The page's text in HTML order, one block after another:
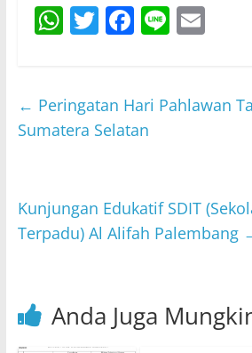
W
s
A
T
er
F
e
b
k
Li E
l
← Peringatan Hari Pahlawan
Sumatera Selatan
Kunjungan Edukatif SDIT
Terpadu) Al Alifah Palembang
Anda Juga